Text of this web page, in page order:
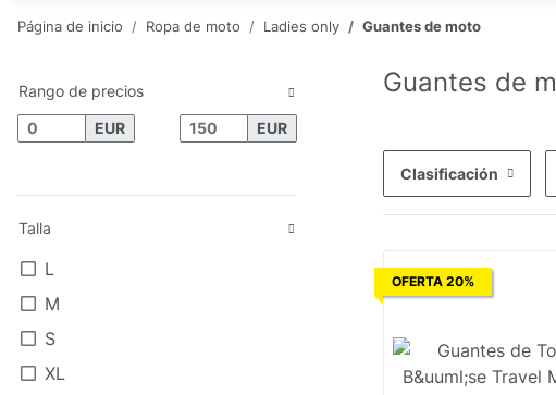
Página de inicio Ropa de moto Ladies only Guantes de moto
Guantes de
Clasificación
OFERTA 20%
Rango de precios
EUR EUR
Talla
L
M
S
XL